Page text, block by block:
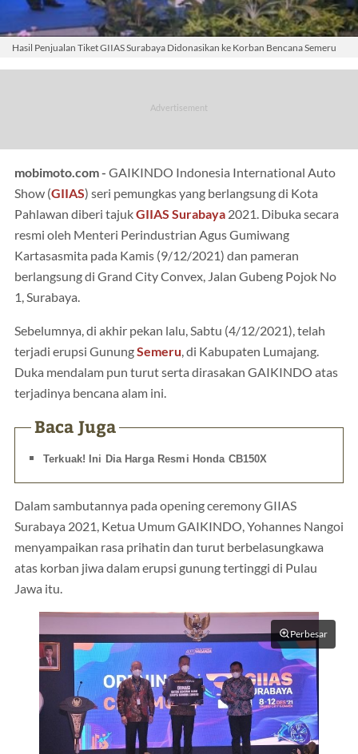
Hasil Penjualan Tiket GIIAS Surabaya Didonasikan ke Korban Bencana Semeru
mobimoto.com - GAIKINDO Indonesia International Auto
Show (GIIAS) seri pemungkas yang berlangsung di Kota
Pahlawan diberi tajukGIIAS Surabaya 2021. Dibuka secara
resmi oleh Menteri Perindustrian Agus Gumiwang
Kartasasmita pada Kamis (9/12/2021) dan pameran
berlangsung di Grand City Convex, Jalan Gubeng Pojok No
1, Surabaya.
Sebelumnya, di akhir pekan lalu, Sabtu (4/12/2021), telah
terjadi erupsi GunungSemeru , di Kabupaten Lumajang.
Duka mendalam pun turut serta dirasakan GAIKINDO atas
terjadinya bencana alam ini.
Baca Juga
Terkuak! Ini Dia Harga Resmi Honda CB150X
Dalam sambutannya pada opening ceremony GIIAS
Surabaya 2021, Ketua Umum GAIKINDO, Yohannes Nangoi
menyampaikan rasa prihatin dan turut berbelasungkawa
atas korban jiwa dalam erupsi gunung tertinggi di Pulau
Jawa itu.
Perbesar